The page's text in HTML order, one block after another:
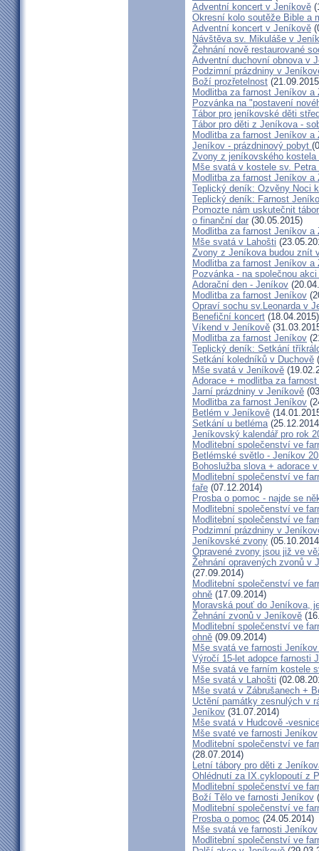
Adventní koncert v Jeníkově
Okresní kolo soutěže Bible a
Adventní koncert v Jeníkově
Návštěva sv. Mikuláše v
Žehnání nově restaurované
Adventní duchovní obnova v
Podzimní prázdniny v
Boží prozřetelnost
Modlitba za farnost Jeníkov a
Pozvánka na "postavení
Tábor pro jeníkovské děti
Tábor pro děti z Jeníkova -
Modlitba za farnost Jeníkov a
Jeníkov - prázdninový pobyt
Zvony z jeníkovského
Mše svatá v kostele sv.
Modlitba za farnost Jeníkov a
Teplický deník: Ozvěny Noci
Teplický deník: Farnost
Pomozte nám uskutečnit
o finanční dar (30.05.2015)
Modlitba za farnost Jeníkov a
Mše svatá v Lahošti
Zvony z Jeníkova budou znít
Modlitba za farnost Jeníkov a
Pozvánka - na společnou
Adorační den - Jeníkov
Modlitba za farnost Jeníkov
Opraví sochu sv.Leonarda v
Benefiční koncert (18.04.2015)
Víkend v Jeníkově
Modlitba za farnost Jeníkov
Teplický deník: Setkání
Setkání koledníků v Duchově
Mše svatá v Jeníkově
Adorace + modlitba za
Jarní prázdniny v Jeníkově
Modlitba za farnost Jeníkov
Betlém v Jeníkově
Setkání u betléma
Jeníkovský kalendář pro rok
Modlitební společenství ve
Betlémské světlo - Jeníkov
Bohoslužba slova + adorace
Modlitební společenství ve
faře (07.12.2014)
Prosba o pomoc - najde se
Modlitební společenství ve
Modlitební společenství ve
Podzimní prázdniny v
Jeníkovské zvony
Opravené zvony jsou již ve
Žehnání opravených zvonů v
(27.09.2014)
Modlitební společenství ve
ohně (17.09.2014)
Moravská pouť do Jeníkova,
Žehnání zvonů v Jeníkově
Modlitební společenství ve
ohně (09.09.2014)
Mše svatá ve farnosti
Výročí 15-let adopce farnosti
Mše svatá ve farním kostele
Mše svatá v Lahošti
Mše svatá v Zábrušanech +
Uctění památky zesnulých v
Jeníkov (31.07.2014)
Mše svatá v Hudcově -
Mše svaté ve farnosti Jeníkov
Modlitební společenství ve
(28.07.2014)
Letní tábory pro děti z
Ohlédnutí za IX.cyklopoutí z
Modlitební společenství ve
Boží Tělo ve farnosti Jeníkov
Modlitební společenství ve
Prosba o pomoc (24.05.2014)
Mše svatá ve farnosti Jeníkov
Modlitební společenství ve